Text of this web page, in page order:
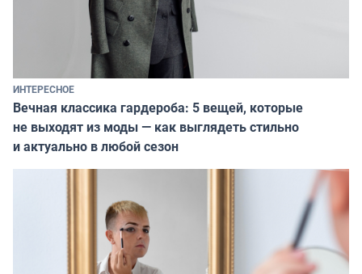
ИНТЕРЕСНОЕ
Вечная классика гардероба: 5 вещей, которые
не выходят из моды — как выглядеть стильно
и актуально в любой сезон